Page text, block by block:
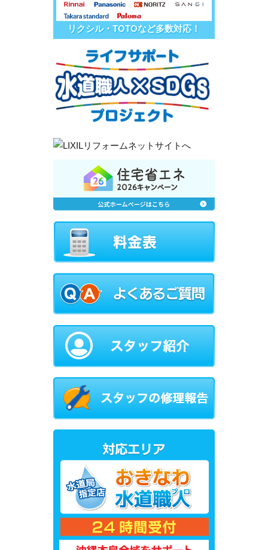
リクシル・TOTOなど多数対応！